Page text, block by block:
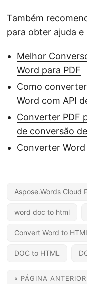
Também
para obter ajuda
Melhor
Word para PDF
Como
Word com API
Converter PDF
de conversão
Converter
Aspose.Words Cloud
word doc to html
Convert Word to HTML
DOC to HTML
« PÁGINA ANTERIOR